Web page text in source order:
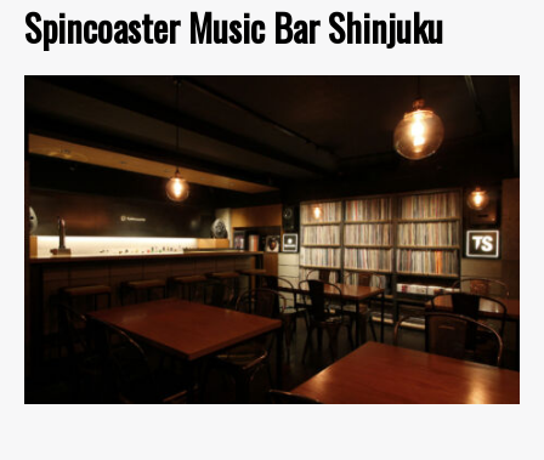
Spincoaster Music Bar Shinjuku